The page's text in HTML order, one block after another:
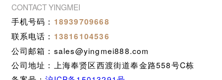
CONTACT YINGMEI
手机号码： 18939709668
联系电话： 13816104536
公司邮箱：sales@yingmei888.com
公司地址：上海奉贤区西渡街道奉金路558号C栋